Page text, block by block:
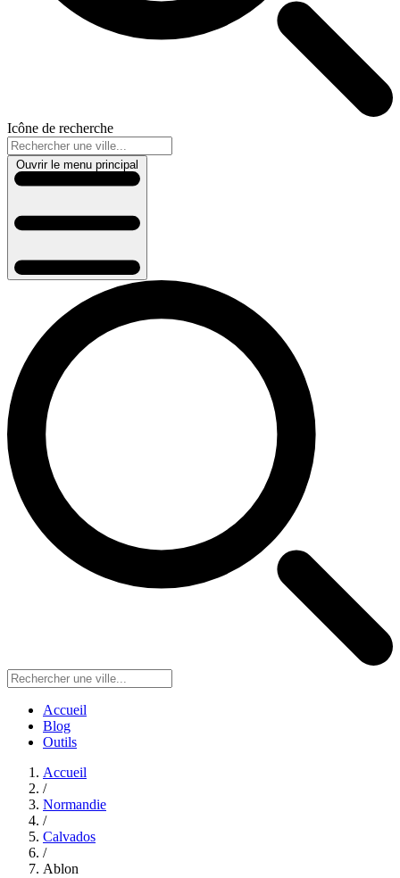
Icône de recherche
Ouvrir le menu principal
Accueil
Blog
Outils
Accueil
/
Normandie
/
Calvados
/
Ablon